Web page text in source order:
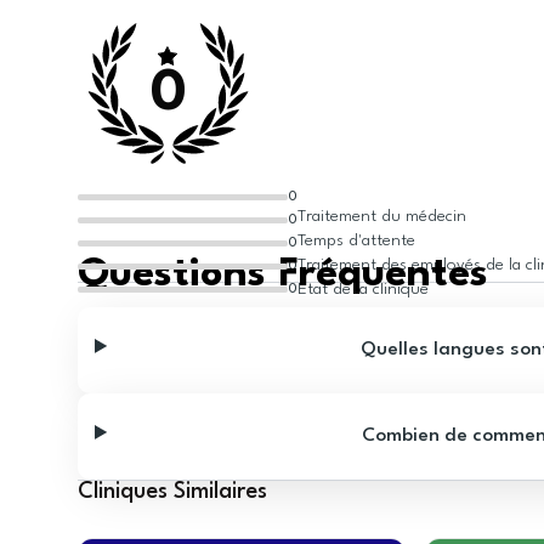
0
0
0
0
0
0
Traitement du médecin
Temps d'attente
Traitement des employés de la
État de la clinique
Questions Fréquentes
Quelles langues
Combien de
Cliniques Similaires